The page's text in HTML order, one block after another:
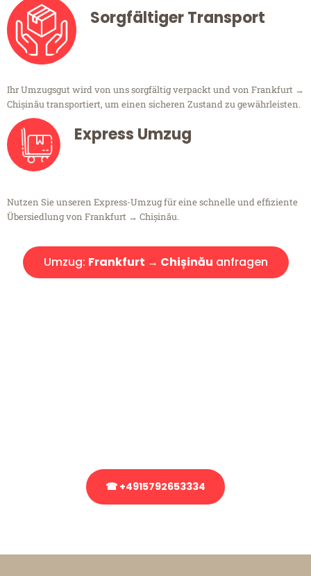
Sorgfältiger Transport
Ihr Umzugsgut wird von uns sorgfältig verpackt und von Frankfurt →
Chișinău transportiert, um einen sicheren Zustand zu gewährleisten.
Express Umzug
Nutzen Sie unseren Express-Umzug für eine schnelle und effiziente
Übersiedlung von Frankfurt → Chișinău.
Umzug: Frankfurt → Chișinău anfragen
☎ +4915792653334